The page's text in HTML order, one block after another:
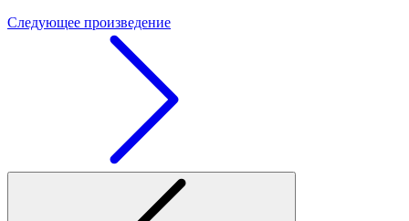
Следующее произведение